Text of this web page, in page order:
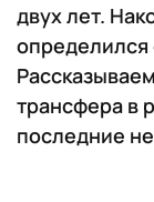
двух лет.
трансфера в
последние